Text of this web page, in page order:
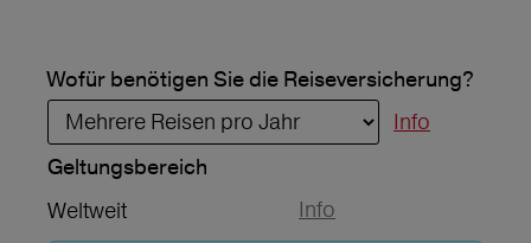
Wofür benötigen Sie die Reiseversicherung?
Info
Geltungs­bereich
Weltweit
Info